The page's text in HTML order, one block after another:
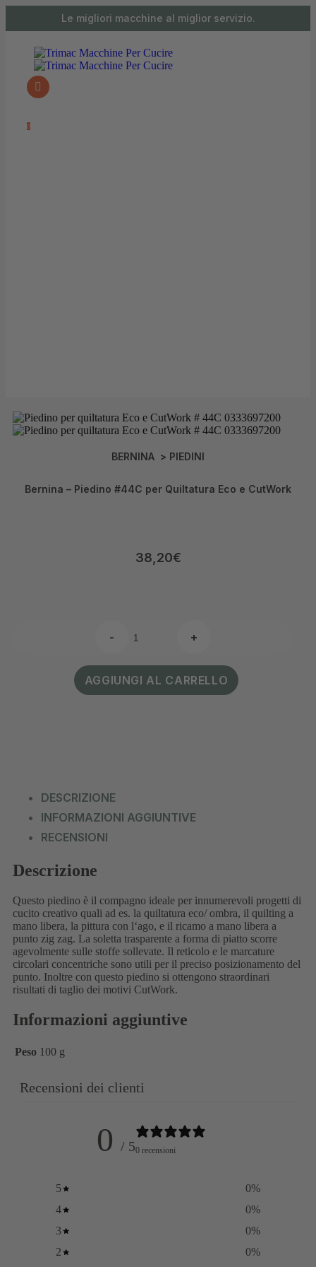
Le migliori macchine al miglior servizio.
0
BERNINA > PIEDINI
Bernina – Piedino #44C per Quiltatura Eco e CutWork
38,20€
- +
AGGIUNGI AL CARRELLO
DESCRIZIONE
INFORMAZIONI AGGIUNTIVE
RECENSIONI
Descrizione
Questo piedino è il compagno ideale per innumerevoli progetti di
cucito creativo quali ad es. la quiltatura eco/ ombra, il quilting a
mano libera, la pittura con l‘ago, e il ricamo a mano libera a
punto zig zag. La soletta trasparente a forma di piatto scorre
agevolmente sulle stoffe sollevate. Il reticolo e le marcature
circolari concentriche sono utili per il preciso posizionamento del
punto. Inoltre con questo piedino si ottengono straordinari
risultati di taglio dei motivi CutWork.
Informazioni aggiuntive
Peso 100 g
Recensioni dei clienti
0 / 50 recensioni
5 0%
4
0%
3
0%
2
0%